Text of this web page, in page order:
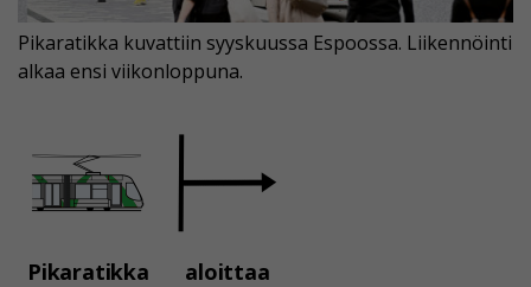
Pikaratikka aloittaa
Pikaratikka kuvattiin syyskuussa Espoossa. Liikennöinti
alkaa ensi viikonloppuna.